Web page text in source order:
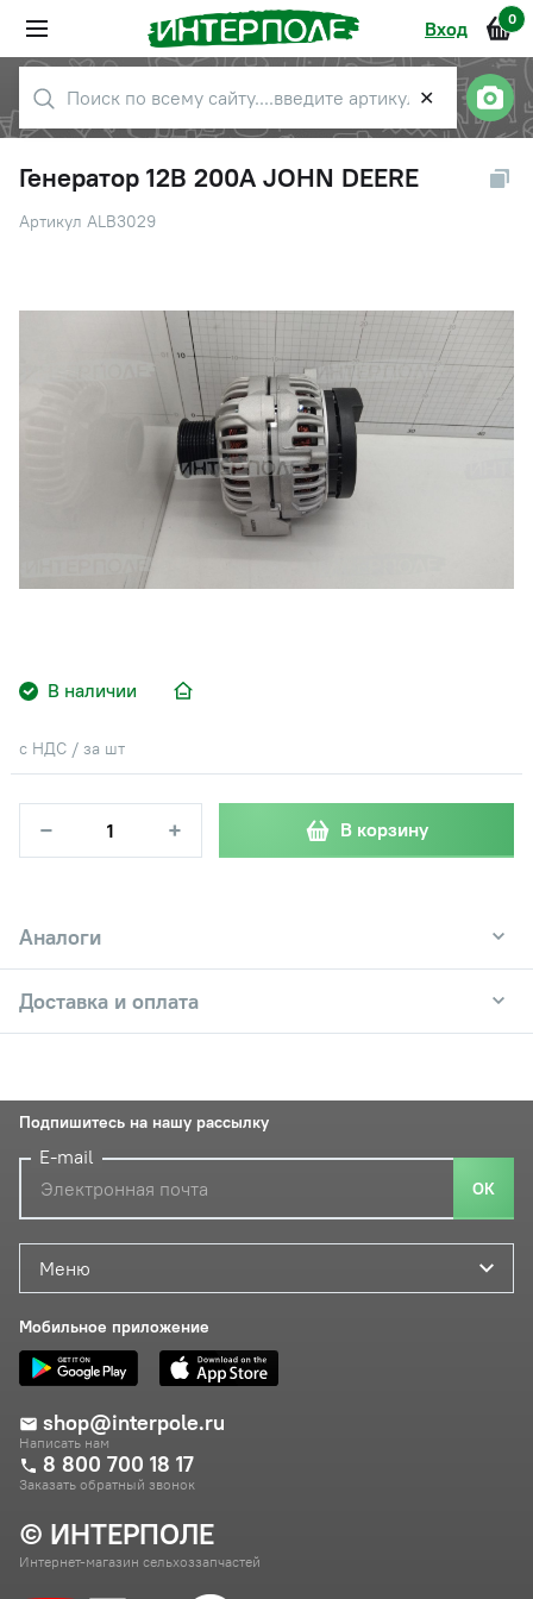
Вход 0
✕
Генератор 12В 200А JOHN DEERE
Артикул ALB3029
В наличии
с НДС / за шт
− + В корзину
Аналоги
Доставка и оплата
© ИНТЕРПОЛЕ
Интернет-магазин сельхоззапчастей
Меню
Мобильное приложение
shop@interpole.ru
Написать нам
8 800 700 18 17
Заказать обратный звонок
Подпишитесь на нашу рассылку
E-mail
ОК